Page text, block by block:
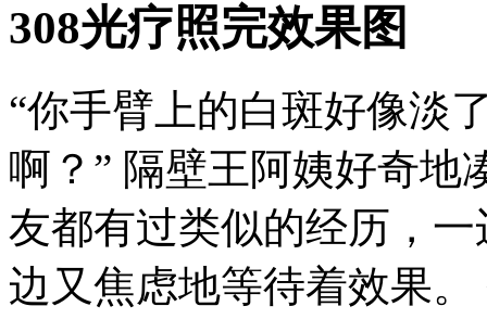
308光疗照完效果图
“你手臂上的白斑好像淡
啊？” 隔壁王阿姨好奇地
友都有过类似的经历，
边又焦虑地等待着效果